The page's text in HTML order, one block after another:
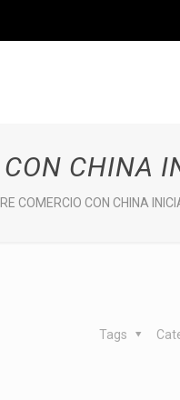
CHINA
COMERCIO CON CHINA
Tags